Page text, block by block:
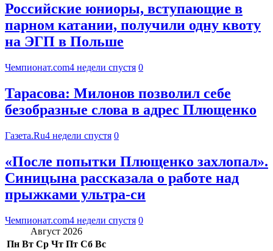
Российские юниоры, вступающие в
парном катании, получили одну квоту
на ЭГП в Польше
Чемпионат.com4 недели спустя 0
Тарасова: Милонов позволил себе
безобразные слова в адрес Плющенко
Газета.Ru4 недели спустя 0
«После попытки Плющенко захлопал».
Синицына рассказала о работе над
прыжками ультра-си
Чемпионат.com4 недели спустя 0
Август 2026
Пн Вт Ср Чт Пт Сб Вс